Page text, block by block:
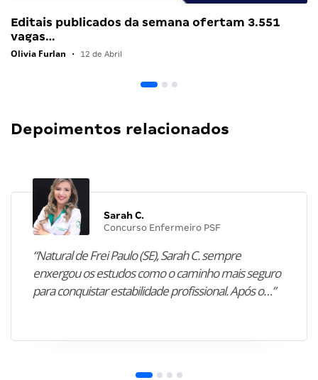
Editais publicados da semana ofertam 3.551
vagas…
Olivia Furlan • 12 de Abril
Depoimentos relacionados
Sarah C.
Concurso Enfermeiro PSF
“Natural de Frei Paulo (SE), Sarah C. sempre
enxergou os estudos como o caminho mais seguro
para conquistar estabilidade profissional. Após o…”